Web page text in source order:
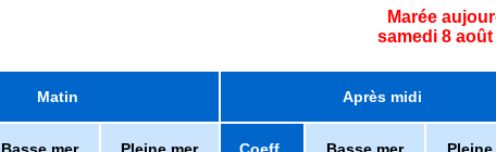
Marée
samedi 8 août
Matin Après midi